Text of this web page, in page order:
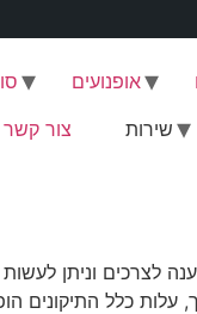
אופנועים
שירות צור קשר
וניתן לעשות
כלל התיקונים